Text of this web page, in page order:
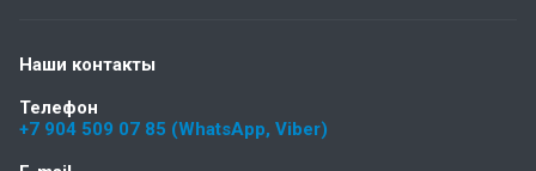
Наши контакты
Телефон
+7 904 509 07 85 (WhatsApp, Viber)